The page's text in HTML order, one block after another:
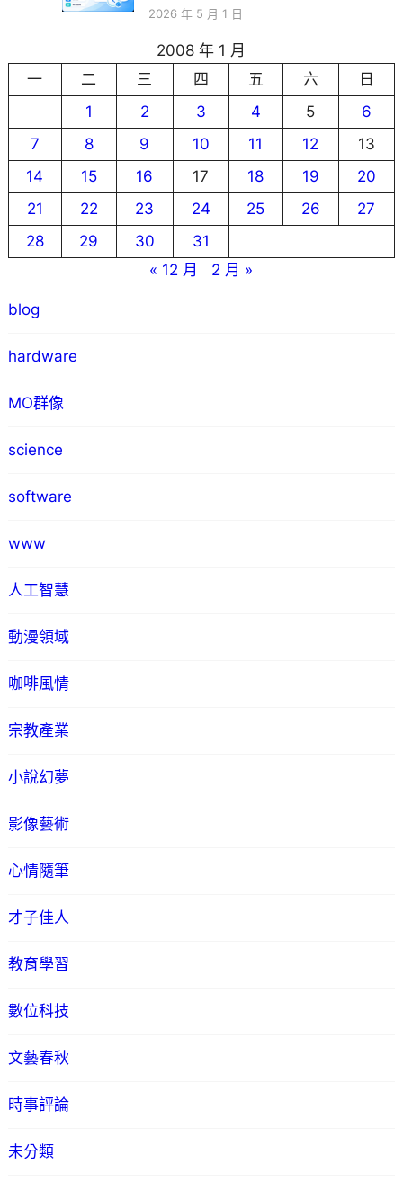
2026 年 5 月 1 日
2008 年 1 月
一
二 三 四 五 六
日
1
2 3 4 5
6
7
8 9 10 11 12
13
14
15 16 17 18 19
20
21
22 23 24 25 26
27
28
29 30
31
« 12 月
2 月 »
blog
hardware
MO群像
science
software
www
人工智慧
動漫領域
咖啡風情
宗教產業
小說幻夢
影像藝術
心情隨筆
才子佳人
教育學習
數位科技
文藝春秋
時事評論
未分類